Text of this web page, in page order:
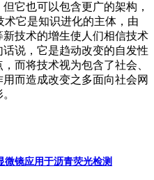
但它也可以包含更广的架构，
它是知识进化的主体，由
新技术的增生使人们相信技术
说，它是趋动改变的自发性
而将技术视为包含了社会、
而造成改变之多面向社会网
微镜应用于沥青荧光检测